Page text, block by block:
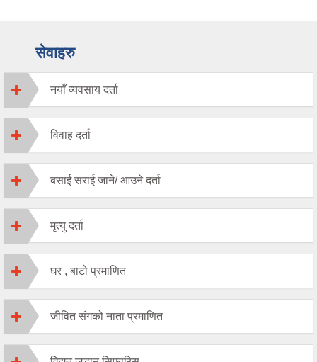
सेवाहरु
नयाँ व्यवसाय दर्ता
विवाह दर्ता
बसाई सराई जाने/ आउने दर्ता
मृत्यु दर्ता
घर , बाटो प्रमाणित
जीवित संगको नाता प्रमाणित